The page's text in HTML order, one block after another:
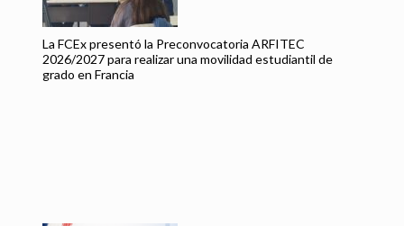
La FCEx presentó la Preconvocatoria ARFITEC
2026/2027 para realizar una movilidad estudiantil de
grado en Francia